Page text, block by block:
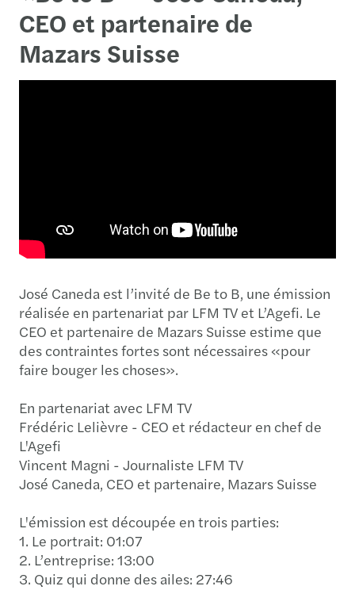
CEO et partenaire de
Mazars Suisse
José Caneda est l’invité de Be to B, une émission
réalisée en partenariat par LFM TV et L’Agefi. Le
CEO et partenaire de Mazars Suisse estime que
des contraintes fortes sont nécessaires «pour
faire bouger les choses».
En partenariat avec LFM TV
Frédéric Lelièvre - CEO et rédacteur en chef de
L'Agefi
Vincent Magni - Journaliste LFM TV
José Caneda, CEO et partenaire, Mazars Suisse
L'émission est découpée en trois parties:
1. Le portrait: 01:07
2. L’entreprise: 13:00
3. Quiz qui donne des ailes: 27:46